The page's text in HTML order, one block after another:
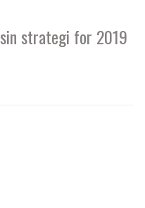
strategi for 2019